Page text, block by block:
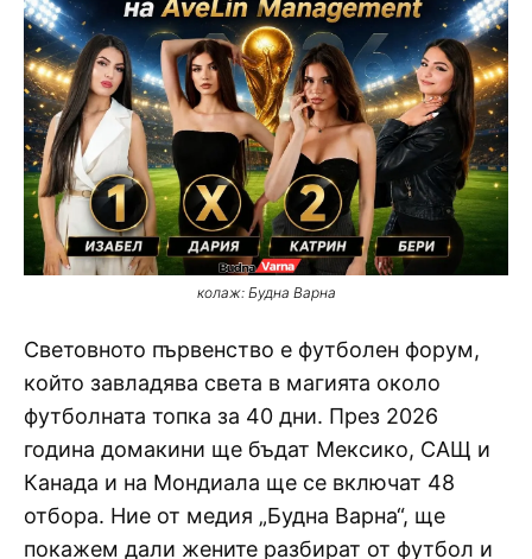
колаж: Будна Варна
Световното първенство е футболен форум,
който завладява света в магията около
футболната топка за 40 дни. През 2026
година домакини ще бъдат Мексико, САЩ и
Канада и на Мондиала ще се включат 48
отбора. Ние от медия „Будна Варна“, ще
покажем дали жените разбират от футбол и